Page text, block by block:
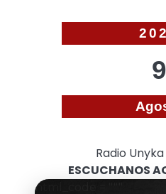
9
Radio
ESCUCHANOS